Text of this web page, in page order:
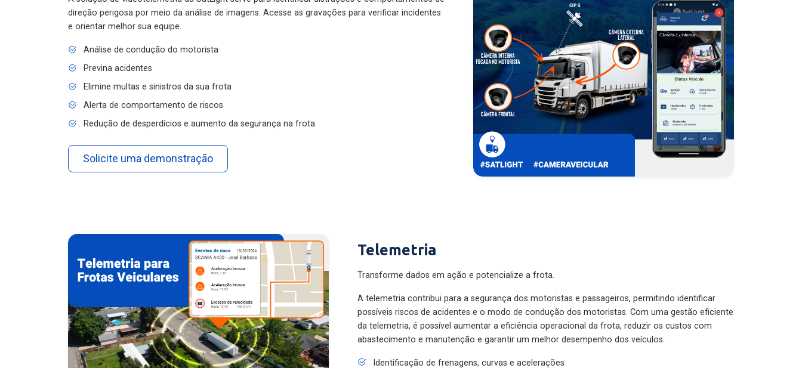
direção perigosa por meio da análise de imagens. Acesse as gravações para verificar incidentes
e orientar melhor sua equipe.
Análise de condução do motorista
Previna acidentes
Elimine multas e sinistros da sua frota
Alerta de comportamento de riscos
Redução de desperdícios e aumento da segurança na frota
Solicite uma demonstração
Telemetria
Transforme dados em ação e potencialize a frota.
A telemetria contribui para a segurança dos motoristas e passageiros, permitindo identificar
possíveis riscos de acidentes e o modo de condução dos motoristas. Com uma gestão eficiente
da telemetria, é possível aumentar a eficiência operacional da frota, reduzir os custos com
abastecimento e manutenção e garantir um melhor desempenho dos veículos.
Identificação de frenagens, curvas e acelerações